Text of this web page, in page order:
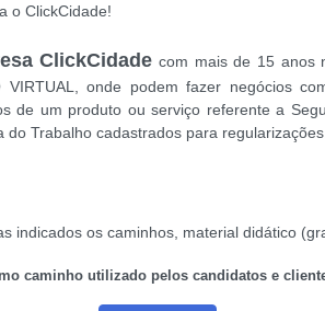
o ClickCidade!
ClickCidade com mais de 15 anos
VIRTUAL, onde podem fazer negócios
de um produto ou serviço referente a
do Trabalho cadastrados para
indicados os caminhos, material didático
caminho utilizado pelos candidatos e